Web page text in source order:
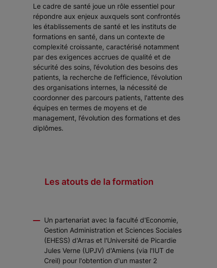
Le cadre de santé joue un rôle essentiel pour
répondre aux enjeux auxquels sont confrontés
les établissements de santé et les instituts de
formations en santé, dans un contexte de
complexité croissante, caractérisé notamment
par des exigences accrues de qualité et de
sécurité des soins, l’évolution des besoins des
patients, la recherche de l’efficience, l’évolution
des organisations internes, la nécessité de
coordonner des parcours patients, l'attente des
équipes en termes de moyens et de
management, l’évolution des formations et des
diplômes.
Les atouts de la formation
Un partenariat avec la faculté d'Economie,
Gestion Administration et Sciences Sociales
(EHESS) d'Arras et l'Université de Picardie
Jules Verne (UPJV) d'Amiens (via l'IUT de
Creil) pour l'obtention d'un master 2